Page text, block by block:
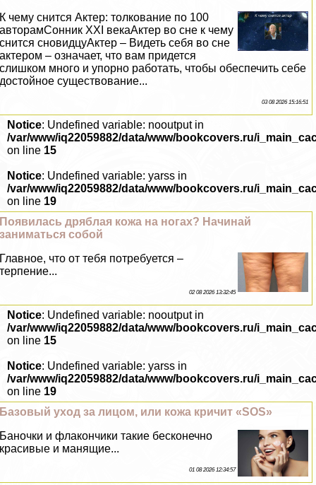
К чему снится Актер: толкование по 100
авторамСонник XXI векаАктер во сне к чему
снится сновидцуАктер – Видеть себя во сне
актером – означает, что вам придется
слишком много и упopно работать, чтобы обеспечить себе
достойное существование...
03 08 2026 15:16:51
Notice: Undefined variable: nooutput in
/var/www/iq22059882/data/www/bookcovers.ru/
on line 15
Notice: Undefined variable: yarss in
/var/www/iq22059882/data/www/bookcovers.ru/
on line 19
Появилась дряблая кожа на ногах? Начинай
заниматься собой
Главное, что от тебя потребуется –
терпение...
02 08 2026 13:32:45
Notice: Undefined variable: nooutput in
/var/www/iq22059882/data/www/bookcovers.ru/
on line 15
Notice: Undefined variable: yarss in
/var/www/iq22059882/data/www/bookcovers.ru/
on line 19
Базовый уход за лицом, или кожа кричит «SOS»
Баночки и флакончики такие бесконечно
красивые и манящие...
01 08 2026 12:34:57